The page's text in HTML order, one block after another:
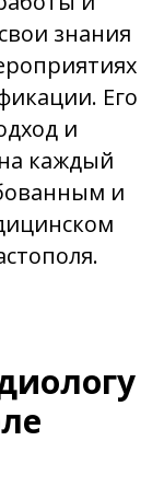
знания
Его
и
каждый
и